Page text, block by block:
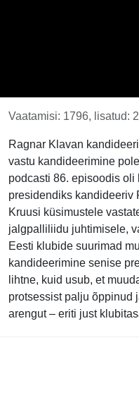
Vaatamisi: 1796, lisatud:
Ragnar Klavan
vastu kandideerimine
podcasti 86. episoodis
presidendiks kandideeriv
Kruusi küsimustele
jalgpalliliidu juhtimisele,
Eesti klubide suurimad
kandideerimine senise
lihtne, kuid usub, et
protsessist palju õppinud
arengut – eriti just